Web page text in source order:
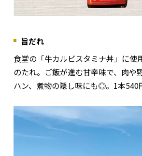
旨だれ
食堂の「牛カルビスタミナ丼」に使
のたれ。ご飯が進む甘辛味で、肉や
ハン、煮物の隠し味にも◎。1本540